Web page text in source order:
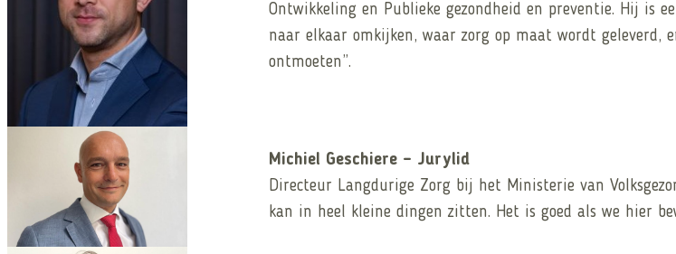
Ontwikkeling en Publieke gezondheid en preventie. Hij is
naar elkaar omkijken, waar zorg op maat wordt geleverd,
ontmoeten”.
Michiel Geschiere – Jurylid
Directeur Langdurige Zorg bij het Ministerie van
kan in heel kleine dingen zitten. Het is goed als we hier